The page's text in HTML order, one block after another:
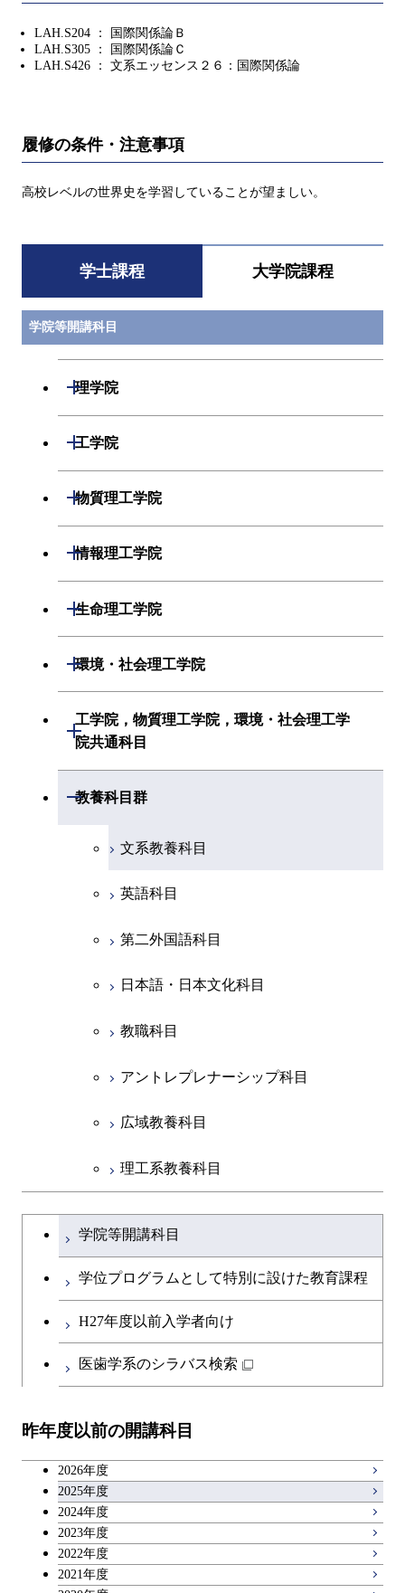
LAH.S204 ： 国際関係論Ｂ
LAH.S305 ： 国際関係論Ｃ
LAH.S426 ： 文系エッセンス２６：国際関係論
履修の条件・注意事項
高校レベルの世界史を学習していることが望ましい。
学士課程 大学院課程
学院等開講科目
理学院
開閉
化学系
初年次専門科目
創造プロセス科目
共通専門科目
工学院
開閉
機械系
電気電子系
経営工学系
初年次専門科目
創造プロセス科目
物質理工学院
開閉
材料系
初年次専門科目
共通専門科目
情報理工学院
開閉
数理・計算科学系
初年次専門科目
創造プロセス科目
共通専門科目
生命理工学院
開閉
生命理工学系
創造プロセス科目
共通専門科目
環境・社会理工学院
開閉
建築学系
融合理工学系
初年次専門科目
創造プロセス科目
共通専門科目
工学院，物質理工学院，環境・社会理工学
院共通科目
開閉
工学院，物質理工学院，環境・社会
教養科目群
開閉
文系教養科目
英語科目
第二外国語科目
日本語・日本文化科目
教職科目
アントレプレナーシップ科目
広域教養科目
理工系教養科目
学士課程を切り替える
学院等開講科目
学位プログラムとして特別に設けた教育課程
H27年度以前入学者向け
医歯学系のシラバス検索
昨年度以前の開講科目
2026年度
2025年度
2024年度
2023年度
2022年度
2021年度